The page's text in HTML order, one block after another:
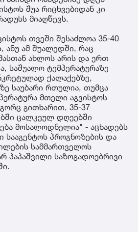
შუა რიცხვებიდან კი
მიაღწევს.
თვეში შესაძლოა 35-40
ანუ ამ შუალედში, რაც
ახლოს არის და ერთ
საშუალო ტემპერატურაზე
ქალაქებზე,
საუბარი რთულია, თუმცა
მთელი აგვისტოს
გითხარით, 35-37
ცალკეულ დღეებში
მოსალოდნელია" - აცხადებს
სააგენტოს პროგნოზების და
სამმართველოს
პაპაშვილი საზოგადოებრივი